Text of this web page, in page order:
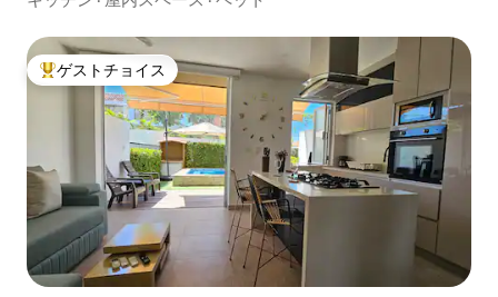
大好評のゲストチョイスです。
ゲストチョイス